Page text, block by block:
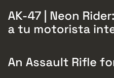
AK-47 | Neon
a tu motorista
An Assault Rifle